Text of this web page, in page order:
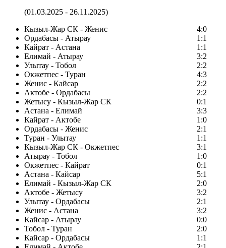
(01.03.2025 - 26.11.2025)
Кызыл-Жар СК - Женис
4:0
Ордабасы - Атырау
1:1
Кайрат - Астана
1:1
Елимай - Атырау
3:2
Улытау - Тобол
2:2
Окжетпес - Туран
4:3
Женис - Кайсар
2:2
Актобе - Ордабасы
2:2
Жетысу - Кызыл-Жар СК
0:1
Астана - Елимай
3:3
Кайрат - Актобе
1:0
Ордабасы - Женис
2:1
Туран - Улытау
1:1
Кызыл-Жар СК - Окжетпес
3:1
Атырау - Тобол
1:0
Окжетпес - Кайрат
0:1
Астана - Кайсар
5:1
Елимай - Кызыл-Жар СК
2:0
Актобе - Жетысу
3:2
Улытау - Ордабасы
2:1
Женис - Астана
3:2
Кайсар - Атырау
0:0
Тобол - Туран
2:0
Кайсар - Ордабасы
1:1